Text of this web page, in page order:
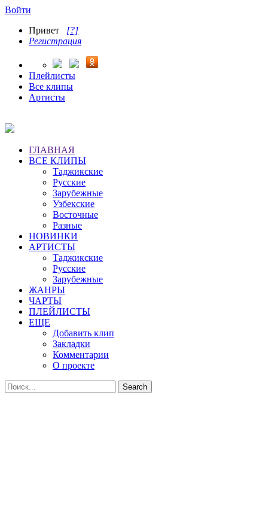
Войти
Привет [?]
Регистрация
Плейлисты
Все клипы
Артисты
ГЛАВНАЯ
ВСЕ КЛИПЫ
Таджикские
Русские
Зарубежные
Узбекские
Восточные
Разные
НОВИНКИ
АРТИСТЫ
Таджикские
Русские
Зарубежные
ЖАНРЫ
ЧАРТЫ
ПЛЕЙЛИСТЫ
ЕЩЕ
Добавить клип
Закладки
Комментарии
О проекте